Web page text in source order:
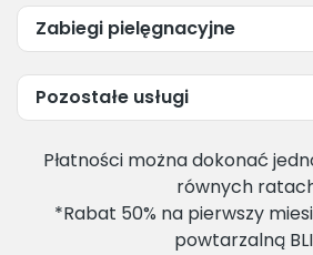
Zabiegi pielęgnacyjne
Pozostałe usługi
Płatności można dokonać
równych
*Rabat 50% na pierwszy
powtarzalną